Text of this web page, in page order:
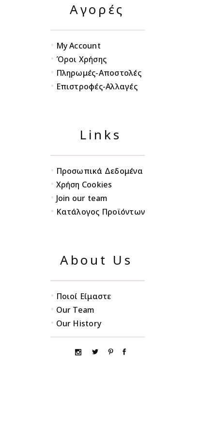
Αγορές
• My Account
• Όροι Χρήσης
• Πληρωμές-Αποστολές
• Επιστροφές-Αλλαγές
Links
• Προσωπικά Δεδομένα
• Χρήση Cookies
• Join our team
• Κατάλογος Προϊόντων
About Us
• Ποιοί Είμαστε
• Our Team
• Our History